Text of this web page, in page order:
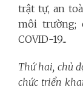
trật tự, an
môi trường;
COVID-19...
Thứ hai, chủ
chức triển